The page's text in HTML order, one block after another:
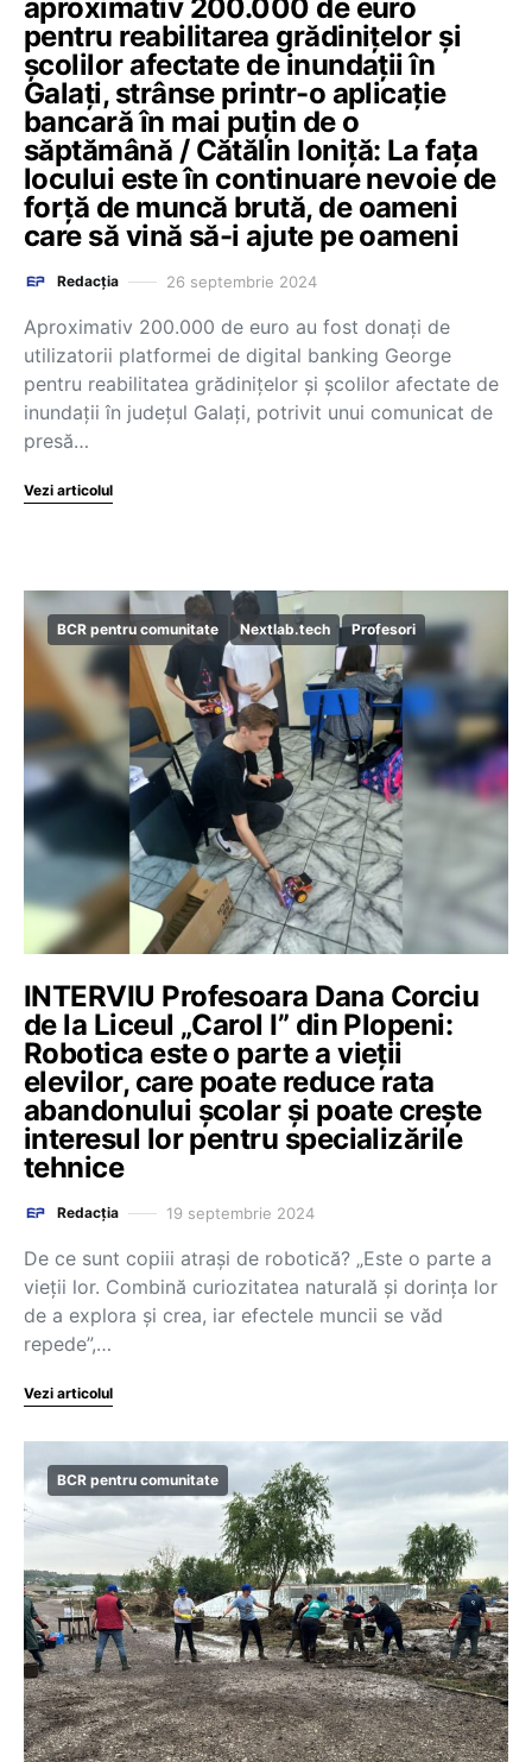
aproximativ 200.000 de euro
pentru reabilitarea grădinițelor și
școlilor afectate de inundații în
Galați, strânse printr-o aplicație
bancară în mai puțin de o
săptămână / Cătălin Ioniță: La fața
locului este în continuare nevoie de
forță de muncă brută, de oameni
care să vină să-i ajute pe oameni
Redacția 26 septembrie 2024
Aproximativ 200.000 de euro au fost donați de
utilizatorii platformei de digital banking George
pentru reabilitatea grădinițelor și școlilor afectate de
inundații în județul Galați, potrivit unui comunicat de
presă…
Vezi articolul
BCR pentru comunitate Nextlab.tech Profesori
INTERVIU Profesoara Dana Corciu
de la Liceul „Carol I” din Plopeni:
Robotica este o parte a vieții
elevilor, care poate reduce rata
abandonului școlar și poate crește
interesul lor pentru specializările
tehnice
Redacția 19 septembrie 2024
De ce sunt copiii atrași de robotică? „Este o parte a
vieții lor. Combină curiozitatea naturală și dorința lor
de a explora și crea, iar efectele muncii se văd
repede”,…
Vezi articolul
BCR pentru comunitate